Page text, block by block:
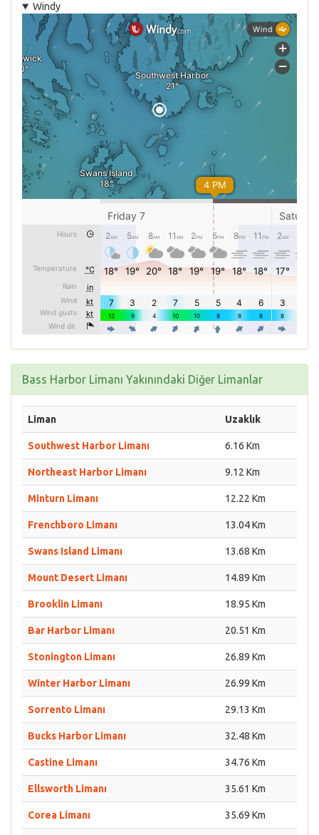
Windy
Bass Harbor Limanı Yakınındaki Diğer Limanlar
Liman Uzaklık
Southwest Harbor Limanı 6.16 Km
Northeast Harbor Limanı 9.12 Km
Minturn Limanı 12.22 Km
Frenchboro Limanı 13.04 Km
Swans Island Limanı 13.68 Km
Mount Desert Limanı 14.89 Km
Brooklin Limanı 18.95 Km
Bar Harbor Limanı 20.51 Km
Stonington Limanı 26.89 Km
Winter Harbor Limanı 26.99 Km
Sorrento Limanı 29.13 Km
Bucks Harbor Limanı 32.48 Km
Castine Limanı 34.76 Km
Ellsworth Limanı 35.61 Km
Corea Limanı 35.69 Km